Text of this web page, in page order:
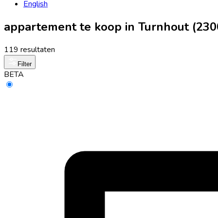
English
appartement te koop in Turnhout
119 resultaten
Filter
BETA